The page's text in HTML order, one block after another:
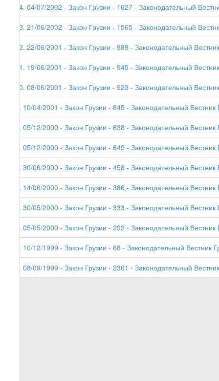
14. 04/07/2002 - Закон Грузии - 1627 - Законодательный
13. 21/06/2002 - Закон Грузии - 1565 - Законодательный
12. 22/06/2001 - Закон Грузии - 989 - Законодательный
11. 19/06/2001 - Закон Грузии - 945 - Законодательный
10. 08/06/2001 - Закон Грузии - 923 - Законодательный
9. 10/04/2001 - Закон Грузии - 845 - Законодательный
8. 05/12/2000 - Закон Грузии - 638 - Законодательный
7. 05/12/2000 - Закон Грузии - 649 - Законодательный
6. 30/06/2000 - Закон Грузии - 458 - Законодательный
5. 14/06/2000 - Закон Грузии - 386 - Законодательный
4. 30/05/2000 - Закон Грузии - 333 - Законодательный
3. 05/05/2000 - Закон Грузии - 292 - Законодательный
2. 10/12/1999 - Закон Грузии - 68 - Законодательный Вестник
1. 08/09/1999 - Закон Грузии - 2361 - Законодательный